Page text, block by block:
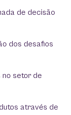
de decisão
dos desafios
setor de
através de